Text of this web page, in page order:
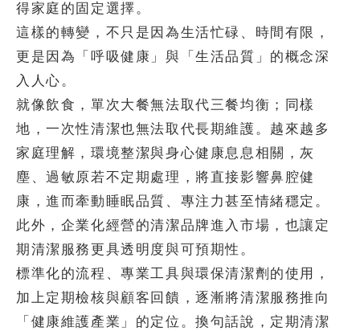
得家庭的固定選擇。
這樣的轉變，不只是因為生活忙碌、時間有限，
更是因為「呼吸健康」與「生活品質」的概念深
入人心。
就像飲食，單次大餐無法取代三餐均衡；同樣
地，一次性清潔也無法取代長期維護。越來越多
家庭理解，環境整潔與身心健康息息相關，灰
塵、過敏原若不定期處理，將直接影響鼻腔健
康，進而牽動睡眠品質、專注力甚至情緒穩定。
此外，企業化經營的清潔品牌進入市場，也讓定
期清潔服務更具透明度與可預期性。
標準化的流程、專業工具與環保清潔劑的使用，
加上定期檢核與顧客回饋，逐漸將清潔服務推向
「健康維護產業」的定位。換句話說，定期清潔